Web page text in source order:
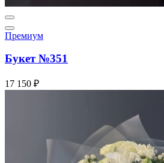
Премиум
Букет №351
17 150 ₽